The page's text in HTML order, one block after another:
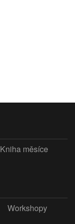
Kniha měsíce
Workshopy